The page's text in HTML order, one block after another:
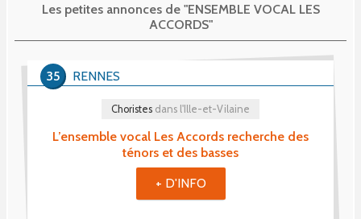
Les petites annonces de "ENSEMBLE VOCAL LES
ACCORDS"
L’ensemble vocal Les Accords recherche des
ténors et des basses
Choristes dans l'Ille-et-Vilaine
RENNES
35
+ D'INFO